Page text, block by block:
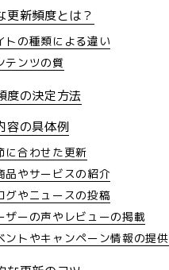
更新頻度とは？
トの種類による違い
テンツの質
度の決定方法
容の具体例
に合わせた更新
品やサービスの紹介
グやニュースの投稿
ザーの声やレビューの掲載
ントやキャンペーン情報の提供